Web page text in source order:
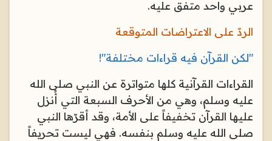
عربي واحد متفق عليه.
الردّ على الاعتراضات المتوقعة
"لكن القرآن فيه قراءات مختلفة!"
القراءات القرآنية كلها متواترة عن النبي صلى الله
عليه وسلم، وهي من الأحرف السبعة التي أُنزل
عليها القرآن تخفيفاً على الأمة، وقد أقرّها النبي
صلى الله عليه وسلم بنفسه. فهي ليست تحريفاً